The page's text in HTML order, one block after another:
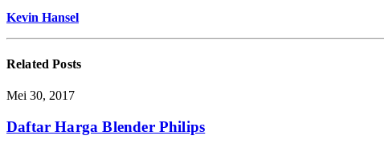
Kevin Hansel
RelatedPosts
Mei 30, 2017
Daftar Harga Blender Philips